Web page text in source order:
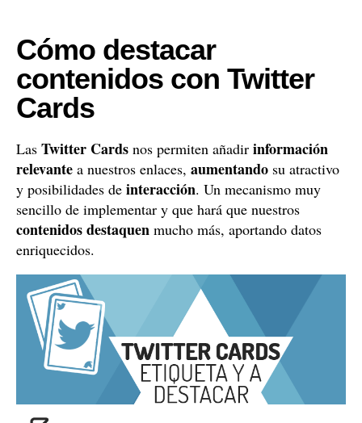
Cómo destacar
contenidos con Twitter
Cards
Las Twitter Cards nos permiten añadir información
relevante a nuestros enlaces, aumentando su atractivo
y posibilidades de interacción. Un mecanismo muy
sencillo de implementar y que hará que nuestros
contenidos destaquen mucho más, aportando datos
enriquecidos.